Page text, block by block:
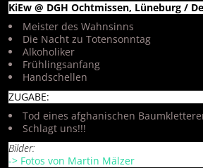
KiEw @ DGH Ochtmissen, Lüneburg /
Meister des Wahnsinns
Die Nacht zu Totensonntag
Alkoholiker
Frühlingsanfang
Handschellen
ZUGABE:
Tod eines afghanischen
Schlagt uns!!!
Bilder:
-> Fotos von Martin Mälzer